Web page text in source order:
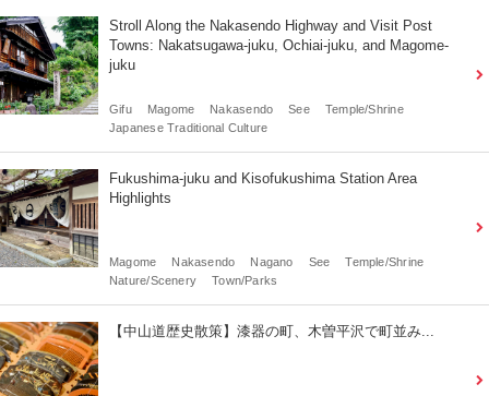
Stroll Along the Nakasendo Highway and Visit Post
Towns: Nakatsugawa-juku, Ochiai-juku, and Magome-
juku
Gifu Magome Nakasendo See
Temple/Shrine
Japanese Traditional Culture
Fukushima-juku and Kisofukushima Station Area
Highlights
Magome Nakasendo Nagano See
Temple/Shrine
Nature/Scenery
Town/Parks
【中山道歴史散策】漆器の町、木曽平沢で町並み...